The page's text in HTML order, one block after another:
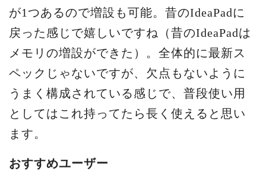
が1つあるので増設も可能。昔のIdeaPadに
戻った感じで嬉しいですね（昔のIdeaPadは
メモリの増設ができた）。全体的に最新ス
ペックじゃないですが、欠点もないように
うまく構成されている感じで、普段使い用
としてはこれ持ってたら長く使えると思い
ます。
おすすめユーザー